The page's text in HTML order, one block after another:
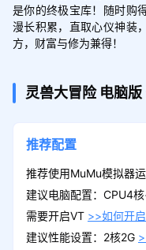
是你的终极宝库！随时购
漫长积累，直取心仪神装
方，财富与修为兼得！
灵兽大冒险 电脑版
推荐配置
推荐使用MuMu模拟器
建议电脑配置：CPU4
需要开启VT >>如何开
建议性能设置：2核2G